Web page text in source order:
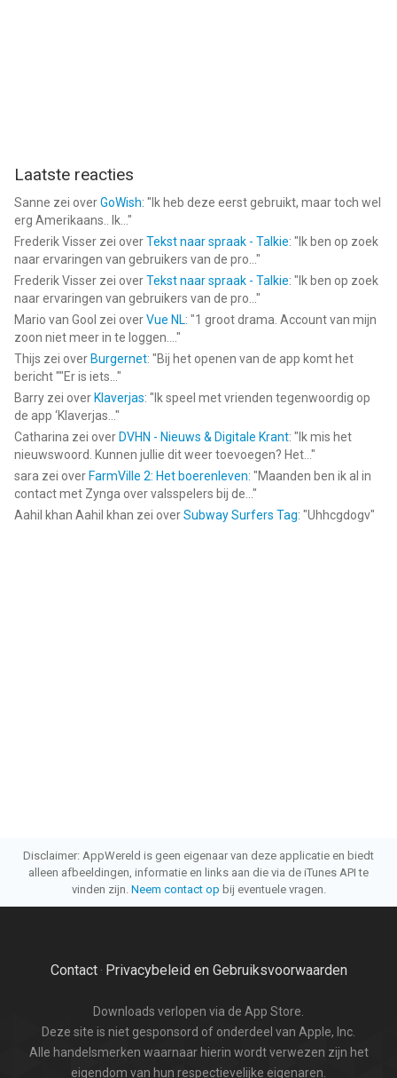
Laatste reacties
Sanne zei overGoWish: " Ik heb deze eerst gebruikt, maar toch wel
erg Amerikaans.. Ik... "
Frederik Visser zei overTekst naar spraak - Talkie: " Ik ben op zoek
naar ervaringen van gebruikers van de pro... "
Frederik Visser zei overTekst naar spraak - Talkie: " Ik ben op zoek
naar ervaringen van gebruikers van de pro... "
Mario van Gool zei overVue NL: "1 groot drama. Account van mijn
zoon niet meer in te loggen.... "
Thijs zei over Burgernet: "Bij het openen van de app komt het
bericht ""Er is iets... "
Barry zei over Klaverjas: " Ik speel met vrienden tegenwoordig op
de app ‘Klaverjas... "
Catharina zei over DVHN - Nieuws & Digitale Krant: " Ik mis het
nieuwswoord. Kunnen jullie dit weer toevoegen? Het... "
sara zei over FarmVille 2: Het boerenleven: "Maanden ben ik al in
contact met Zynga over valsspelers bij de... "
Aahil khan Aahil khan zei overSubway Surfers Tag: "Uhhcgdogv"
Disclaimer: AppWereld is geen eigenaar van deze applicatie en biedt
alleen afbeeldingen, informatie en links aan die via de iTunes API te
vinden zijn. Neem contact op bij eventuele vragen.
Contact· Privacybeleid en Gebruiksvoorwaarden
Downloads verlopen via de App Store.
Deze site is niet gesponsord of onderdeel van Apple, Inc.
Alle handelsmerken waarnaar hierin wordt verwezen zijn het
eigendom van hun respectievelijke eigenaren.